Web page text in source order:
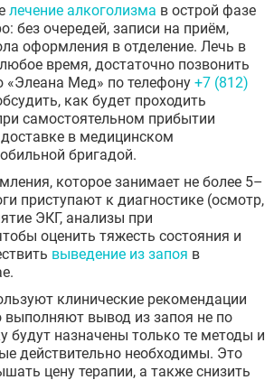
лечение алкоголизма в острой фазе
без очередей, записи на приём,
оформления в отделение. Лечь в
время, достаточно позвонить
«Элеана Мед» по телефону +7 (812)
как будет проходить
самостоятельном прибытии
в медицинском
бригадой.
которое занимает не более 5–
приступают к диагностике (осмотр,
ЭКГ, анализы при
оценить тяжесть состояния и
выведение из запоя в
клинические рекомендации
вывод из запоя не по
будут назначены только те методы и
действительно необходимы. Это
цену терапии, а также снизить